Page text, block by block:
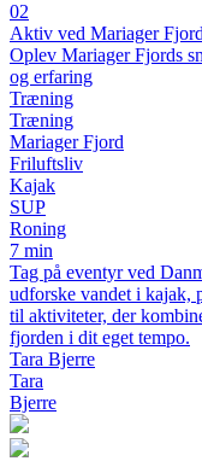
02
Aktiv ved Mariager
Oplev Mariager Fjords
og erfaring
Træning
Træning
Mariager Fjord
Friluftsliv
Kajak
SUP
Roning
7 min
Tag på eventyr ved
udforske vandet i kajak,
til aktiviteter, der
fjorden i dit eget tempo.
Tara Bjerre
Tara
Bjerre